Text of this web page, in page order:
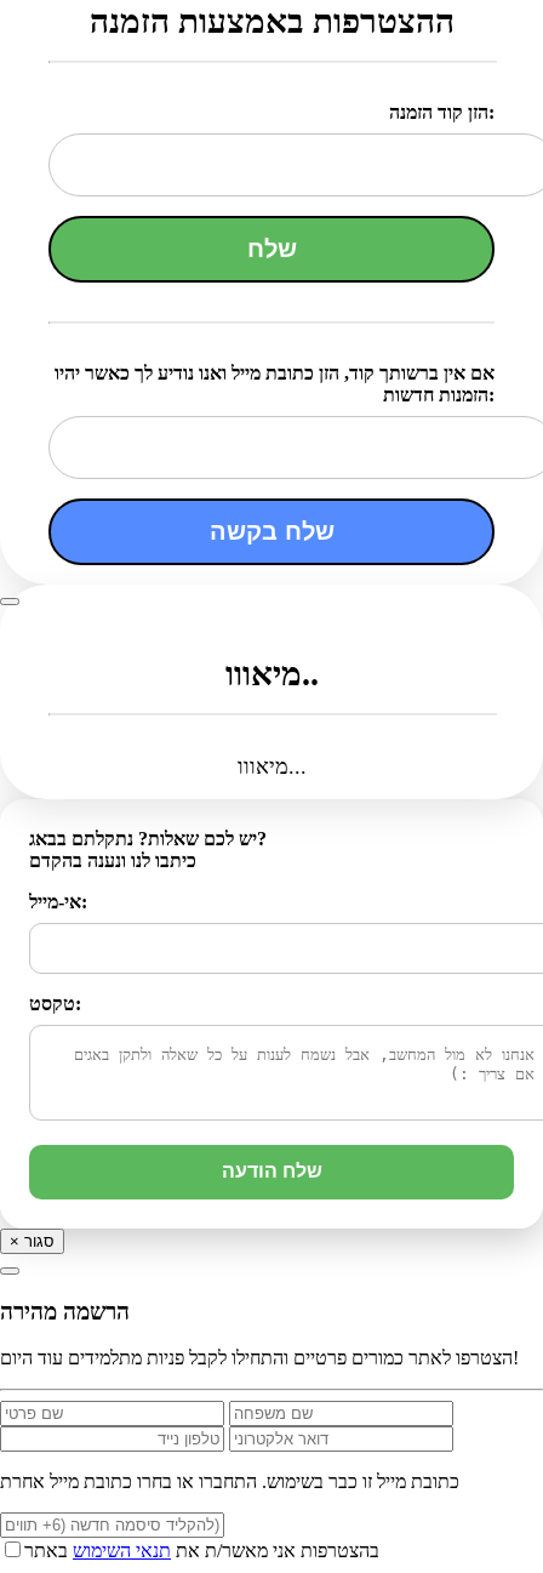
ההצטרפות באמצעות הזמנה
הזן קוד הזמנה:
שלח
אם אין ברשותך קוד, הזן כתובת מייל ואנו נודיע לך כאשר יהיו
הזמנות חדשות:
שלח בקשה
מיאווו..
מיאווו...
יש לכם שאלות? נתקלתם בבאג?
כיתבו לנו ונענה בהקדם
אי-מייל:
טקסט:
שלח הודעה
× סגור
הרשמה מהירה
הצטרפו לאתר כמורים פרטיים והתחילו לקבל פניות מתלמידים עוד היום!
כתובת מייל זו כבר בשימוש. התחברו או בחרו כתובת מייל אחרת
בהצטרפות אני מאשר/ת את תנאי השימוש באתר